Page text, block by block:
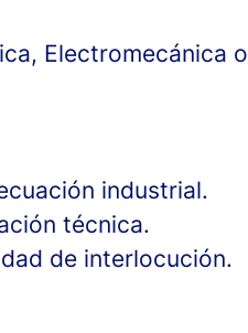
Electromecánica o
industrial.
técnica.
de interlocución.